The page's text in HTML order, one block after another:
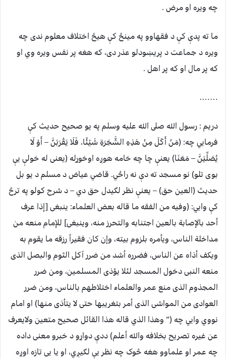
چه ویره او مرض .
ما ته پدې کې د فقهاوو په مینځ کې هیڅ اختلاف معلوم ندی چه
ویره د جماعت د پریښودلو ع‍ذر دی، که هغه پر نفس ویره وي او
که پر مال او که پر اهل .
…….
دریم : رسول الله صلى الله عليه وسلم په یو صحیح حدیث کې
فرمايي چه: (مَنْ أَكَلَ مِنْ هَذِهِ الشَّجَرَةِ شَيْئًا، فَلَا يَقْرَبَنَّ – أَوْ لَا
يُصَلِّيَنَّ – مَعَنَا) يعنې چا چه خامه هوږه اوخوړله (یعنی له خولې يې
بوی تلو) نو مسجد ته دې نه راځي. قاضي عیاض د مسلم د یو بل
حدیث (العین حق) – يعنې نظر لګیدل حق دي – د شرح کولو په ترڅ
کې وايي: (وفيه من الفقه ما قاله بعض العلماء: ينبغى [إذا عرف
أحد بالإصابة بالعين اجتنابه والتحرز منه، وينبغى] للإمام منعه من
مداخلة الناس، ويأمره بلزوم بيته، وإن كان فقيراً رزقه ما يقوم به
ويكف أذاه عن الناس، فضرره أشد من ضرر آكل الثوم والبصل الذى
منعه النبى دخول المسجد لئلا يؤذى المسلمين، ومن ضرر
المجذوم الذى منع عمر والعلماء اختلاطهم بالناس، ومن ضرر
العوادى من المواشى الذى أمر بتغريبها حتى لا يتأذى منها) او امام
نووي وايي چه (” وهذا الذي قاله هذا القائل صحيح متعين ولايعرف
عن غيره تصريح بخلافه والله أعلم) ددې دواړو د خبرو معنی داده
چه عمر او علماوو هغه څوک چه نظر يې لګیږي، او یا یی تازه اوږه